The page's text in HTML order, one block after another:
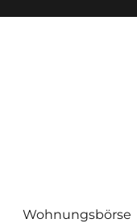
Wohnungsbörse